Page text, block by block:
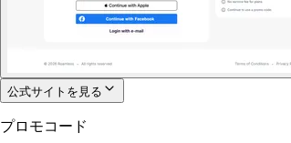
公式サイトを見る
プロモコード